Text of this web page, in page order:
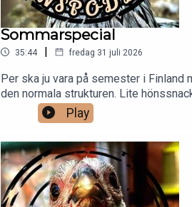
Sommarspecial
35:44 | fredag 31 juli 2026
Per ska ju vara på semester i
den normala strukturen. Lite
Play